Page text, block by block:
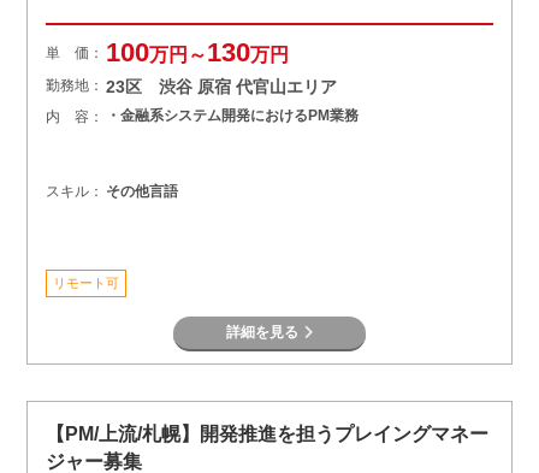
単 価： 100万円～130万円
勤務地： 23区 渋谷 原宿 代官山エリア
内 容： ・金融系システム開発におけるPM業務
スキル： その他言語
リモート可
詳細を見る
【PM/上流/札幌】開発推進を担うプレイングマネー
ジャー募集